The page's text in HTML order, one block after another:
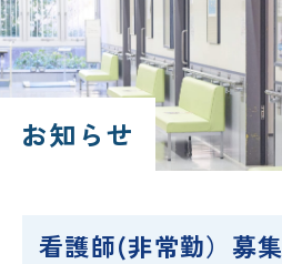
お知らせ
看護師(非常勤）募集